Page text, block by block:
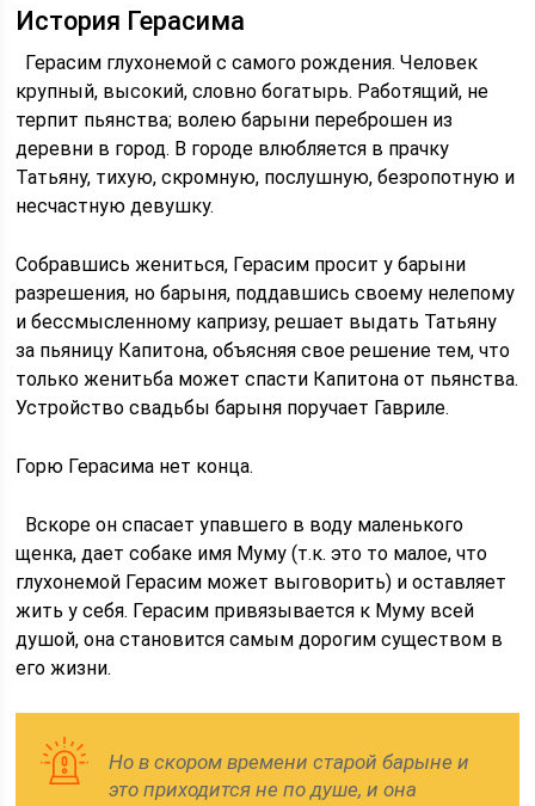
История Герасима
Герасим глухонемой с самого рождения. Человек
крупный, высокий, словно богатырь. Работящий, не
терпит пьянства; волею барыни переброшен из
деревни в город. В городе влюбляется в прачку
Татьяну, тихую, скромную, послушную, безропотную и
несчастную девушку.
Собравшись жениться, Герасим просит у барыни
разрешения, но барыня, поддавшись своему нелепому
и бессмысленному капризу, решает выдать Татьяну
за пьяницу Капитона, объясняя свое решение тем, что
только женитьба может спасти Капитона от пьянства.
Устройство свадьбы барыня поручает Гавриле.
Горю Герасима нет конца.
Вскоре он спасает упавшего в воду маленького
щенка, дает собаке имя Муму (т.к. это то малое, что
глухонемой Герасим может выговорить) и оставляет
жить у себя. Герасим привязывается к Муму всей
душой, она становится самым дорогим существом в
его жизни.
Но в скором времени старой барыне и
это приходится не по душе, и она